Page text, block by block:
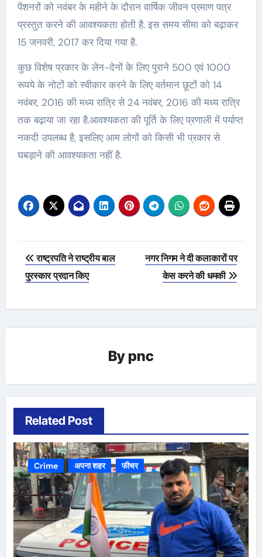
पेंशनरों को नवंबर के महीने के दौरान वार्षिक जीवन प्रमाण पत्र
प्रस्‍तुत करने की आवश्‍यकता होती है. इस समय सीमा को बढ़ाकर
15 जनवरी, 2017 कर दिया गया है.
कुछ विशेष प्रकार के लेन-देनों के लिए पुराने 500 एवं 1000
रूपये के नोटों को स्‍वीकार करने के लिए वर्तमान छूटों को 14
नवंबर, 2016 की मध्‍य रात्रि से 24 नवंबर, 2016 की मध्‍य रात्रि
तक बढ़ाया जा रहा है.आवश्‍यकता की पूर्ति के लिए प्रणाली में पर्याप्‍त
नकदी उपलब्‍ध है, इसलिए आम लोगों को किसी भी प्रकार से
घबड़ाने की आवश्‍यकता नहीं है.
Post
navigation
राष्‍ट्रपति ने राष्‍ट्रीय बाल
पुरस्‍कार प्रदान किए
नगर निगम ने दी कलाकारों पर
केस करने की धमकी
By pnc
Related Post
Crime अपना शहर फीचर